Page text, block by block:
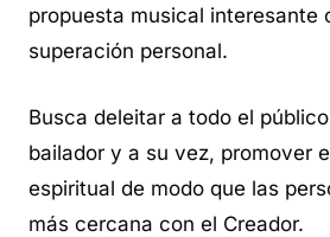
propuesta musical interesante
superación personal.
Busca deleitar a todo el
bailador y a su vez, promover
espiritual de modo que las
más cercana con el Creador.